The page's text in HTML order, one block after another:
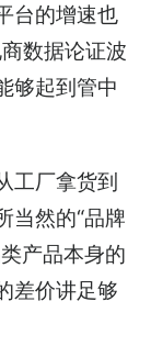
台的增速也
数据论证波
够起到管中
工厂拿货到
当然的“品牌
产品本身的
差价讲足够